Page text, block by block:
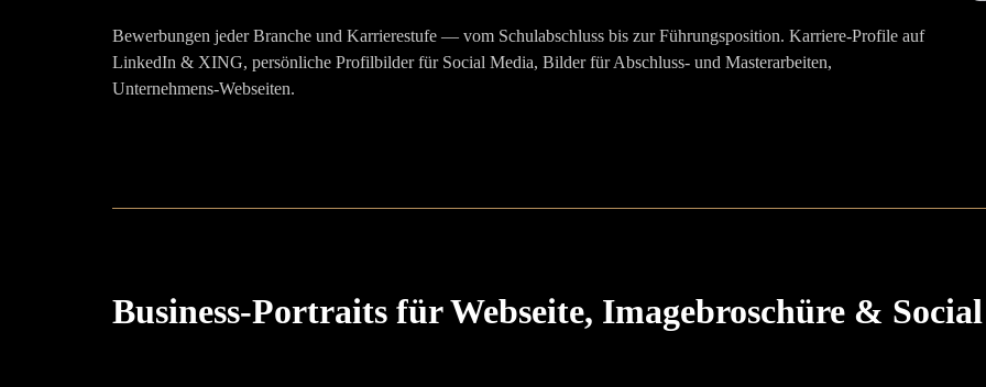
Bewerbungen jeder Branche und Karrierestufe — vom Schulabschluss bis zur Führungsposition. Karriere-Profile auf
LinkedIn & XING, persönliche Profilbilder für Social Media, Bilder für Abschluss- und Masterarbeiten,
Unternehmens-Webseiten.
Business-Portraits für Webseite, Imagebroschüre &